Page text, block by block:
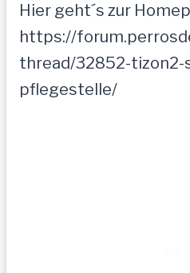
Hier geht´s zur
https://
thread/32852-tizon2-
pflegestelle/